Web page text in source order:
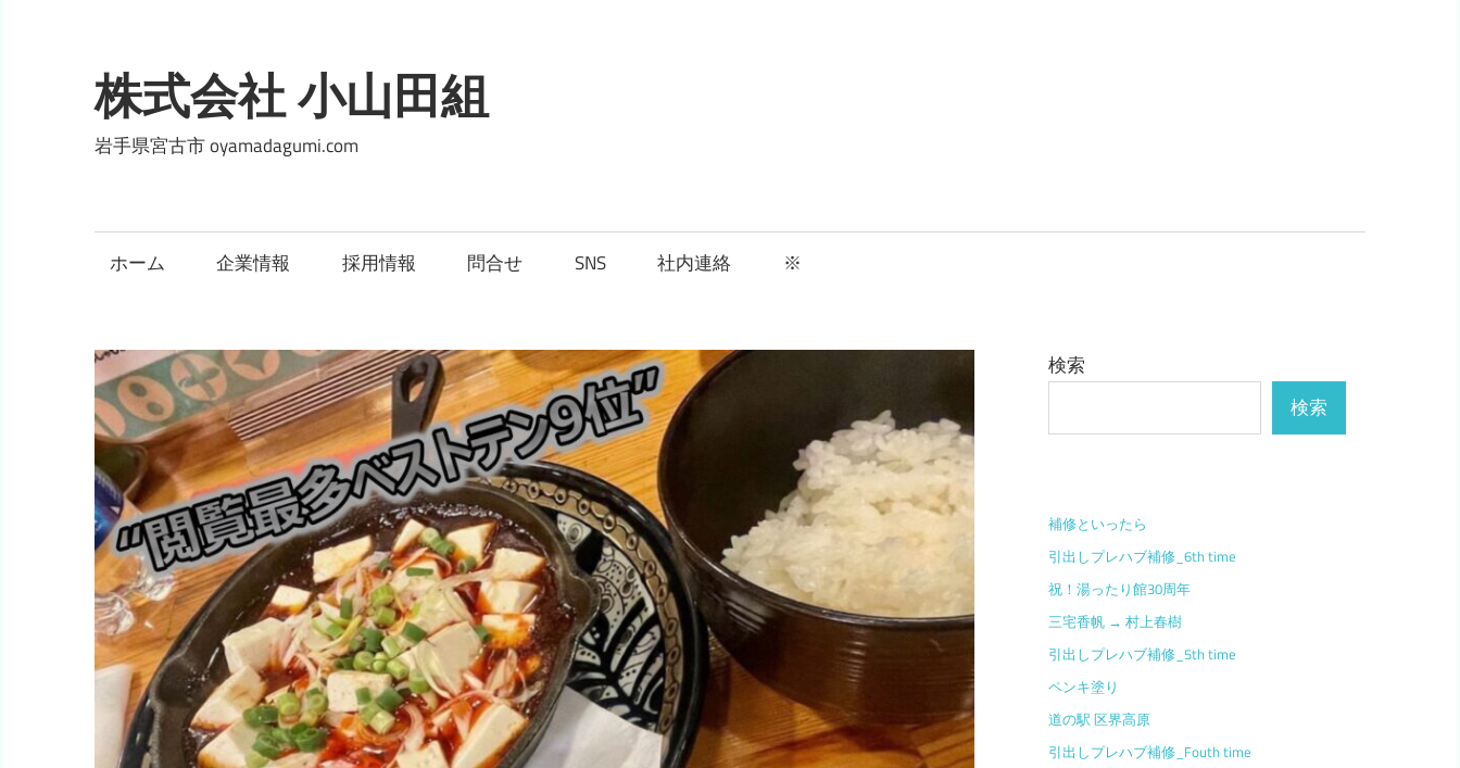
テ
ン
ツ
キ
ッ
株式会社 小山田組
岩手県宮古市 oyamadagumi.com
ホーム 企業情報 採用情報 問合せ SNS 社内連絡 ※
検索
検索
補修といったら
引出しプレハブ補修_6th time
祝！湯ったり館30周年
三宅香帆 → 村上春樹
引出しプレハブ補修_5th time
ペンキ塗り
道の駅 区界高原
引出しプレハブ補修_Fouth time